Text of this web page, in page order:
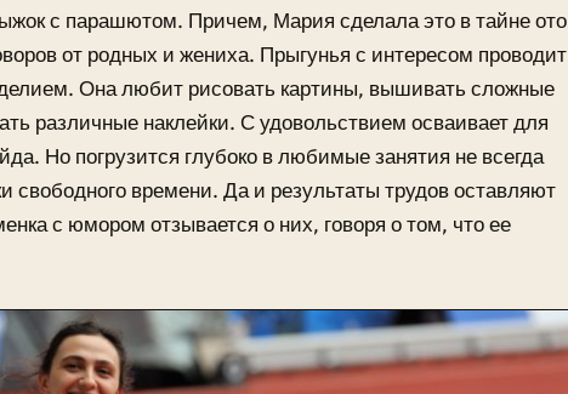
с парашютом. Причем, Мария сделала это в тайне ото
от родных и жениха. Прыгунья с интересом проводит
Она любит рисовать картины, вышивать сложные
различные наклейки. С удовольствием осваивает для
Но погрузится глубоко в любимые занятия не всегда
свободного времени. Да и результаты трудов оставляют
с юмором отзывается о них, говоря о том, что ее